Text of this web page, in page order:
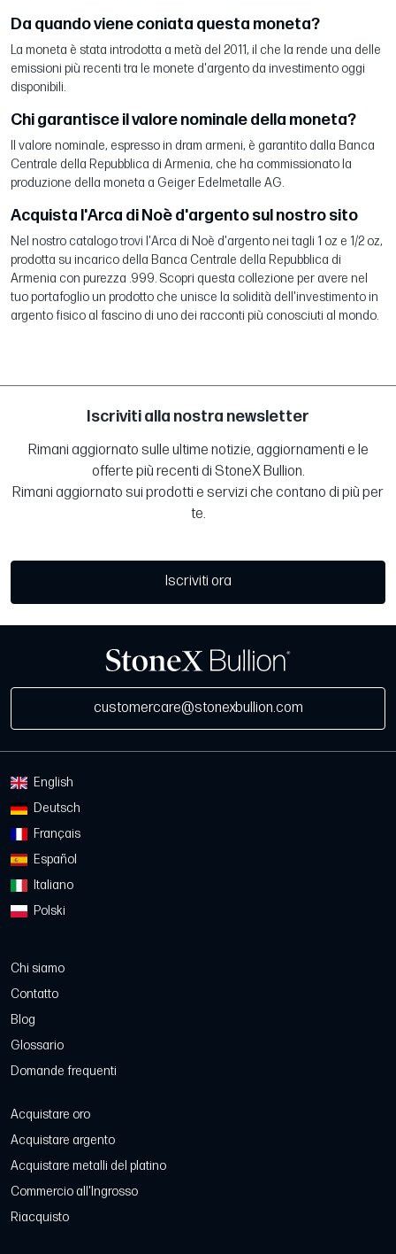
Da quando viene coniata questa moneta?
La moneta è stata introdotta a metà del 2011, il che la rende una delle
emissioni più recenti tra le monete d'argento da investimento oggi
disponibili.
Chi garantisce il valore nominale della moneta?
Il valore nominale, espresso in dram armeni, è garantito dalla Banca
Centrale della Repubblica di Armenia, che ha commissionato la
produzione della moneta a Geiger Edelmetalle AG.
Acquista l'Arca di Noè d'argento sul nostro sito
Nel nostro catalogo trovi l'Arca di Noè d'argento nei tagli 1 oz e 1/2 oz,
prodotta su incarico della Banca Centrale della Repubblica di
Armenia con purezza .999. Scopri questa collezione per avere nel
tuo portafoglio un prodotto che unisce la solidità dell'investimento in
argento fisico al fascino di uno dei racconti più conosciuti al mondo.
Iscriviti alla nostra newsletter
Rimani aggiornato sulle ultime notizie, aggiornamenti e le
offerte più recenti di StoneX Bullion.
Rimani aggiornato sui prodotti e servizi che contano di più per
te.
Iscriviti ora
customercare@stonexbullion.com
English
Deutsch
Français
Español
Italiano
Polski
Chi siamo
Contatto
Blog
Glossario
Domande frequenti
Acquistare oro
Acquistare argento
Acquistare metalli del platino
Commercio all'Ingrosso
Riacquisto